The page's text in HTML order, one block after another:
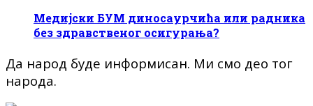
Медијски БУМ диносаурчића или радника
без здравственог осигурања?
Да народ буде информисан. Ми смо део тог
народа.